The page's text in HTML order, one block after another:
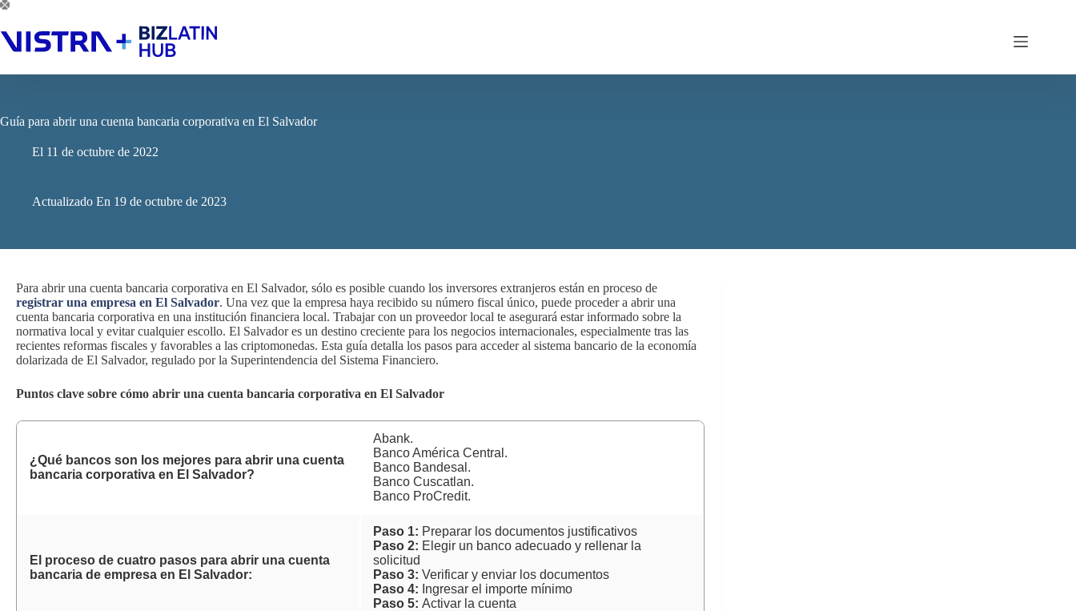
Saltar
contenido
Guía para abrir una cuenta bancaria corporativa en El Salvador
El 11 de octubre de 2022
Actualizado En 19 de octubre de 2023
Para abrir una cuenta bancaria corporativa en El Salvador, sólo es posible cuando los inversores extranjeros están en proceso de
registrar una empresa en El Salvador. Una vez que la empresa haya recibido su número fiscal único, puede proceder a abrir una
cuenta bancaria corporativa en una institución financiera local. Trabajar con un proveedor local te asegurará estar informado sobre la
normativa local y evitar cualquier escollo. El Salvador es un destino creciente para los negocios internacionales, especialmente tras las
recientes reformas fiscales y favorables a las criptomonedas. Esta guía detalla los pasos para acceder al sistema bancario de la economía
dolarizada de El Salvador, regulado por la Superintendencia del Sistema Financiero.
Puntos clave sobre cómo abrir una cuenta bancaria corporativa en El Salvador
¿Qué bancos son los mejores para abrir una cuenta
bancaria corporativa en El Salvador?
Abank.
Banco América Central.
Banco Bandesal.
Banco Cuscatlan.
Banco ProCredit.
El proceso de cuatro pasos para abrir una cuenta
bancaria de empresa en El Salvador:
Paso 1: Preparar los documentos justificativos
Paso 2: Elegir un banco adecuado y rellenar la
solicitud
Paso 3: Verificar y enviar los documentos
Paso 4: Ingresar el importe mínimo
Paso 5: Activar la cuenta